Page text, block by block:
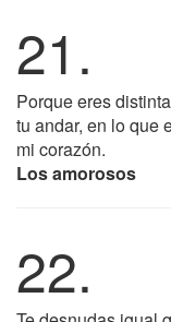
21.
Porque eres
tu andar, en lo que
mi corazón.
Los amorosos
22.